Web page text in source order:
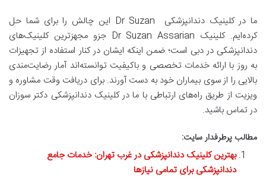
ما در کلینیک دندانپزشکی Dr Suzan این چالش را برای شما حل
کرده‌ایم. کلینیک Dr Suzan Assarian جزو مجهزترین کلینیک‌های
دندانپزشکی در دبی است؛ ضمن اینکه ایشان در کنار استفاده از تجهیزات
به روز با ارائه خدمات تخصصی و باکیفیت توانسته‌اند آمار رضایت‌مندی
بالایی را از سوی بیماران خود به دست آورند. برای دریافت وقت مشاوره و
ویزیت از طریق راه‌های ارتباطی با ما در کلینیک دندانپزشکی دکتر سوزان
در تماس باشید.
مطالب پرطرفدار سایت:
بهترین کلینیک دندانپزشکی در غرب تهران: خدمات جامع
دندانپزشکی برای تمامی نیازها